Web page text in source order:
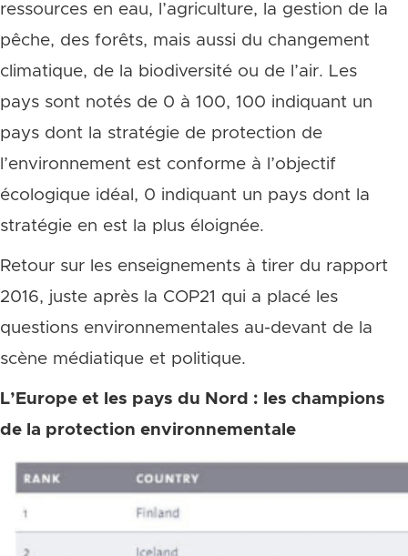
ressources en eau, l’agriculture, la gestion de la
pêche, des forêts, mais aussi du changement
climatique, de la biodiversité ou de l’air. Les
pays sont notés de 0 à 100, 100 indiquant un
pays dont la stratégie de protection de
l’environnement est conforme à l’objectif
écologique idéal, 0 indiquant un pays dont la
stratégie en est la plus éloignée.
Retour sur les enseignements à tirer du rapport
2016, juste après la COP21 qui a placé les
questions environnementales au-devant de la
scène médiatique et politique.
L’Europe et les pays du Nord : les champions
de la protection environnementale